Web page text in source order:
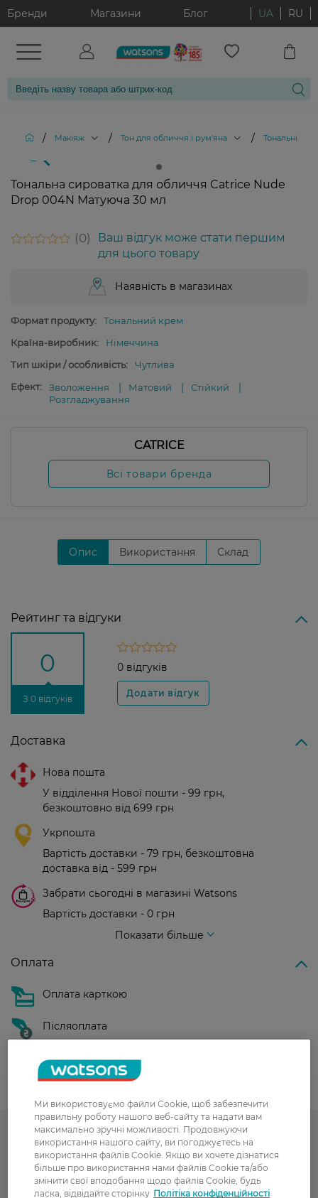
Бренди Магазини Блог UA RU
/ Макіяж / Тон для обличчя і рум'яна / Тональні
Тональна сироватка для обличчя Catrice Nude
Drop 004N Матуюча 30 мл
0
Ваш відгук може стати першим
для цього товару
Наявність в магазинах
Формат продукту:
Тональний крем
Країна-виробник:
Німеччина
Тип шкіри / особливість:
Чутлива
Ефект:
Зволоження Матовий
Стійкий
Розгладжування
CATRICE
Всі товари бренда
Опис Використання Склад
Рейтинг та відгуки
0
З 0 відгуків
0 відгуків
Доставка
Нова пошта
У відділення Нової пошти - 99 грн,
безкоштовно від 699 грн
Укрпошта
Вартість доставки - 79 грн, безкоштовна
доставка від - 599 грн
Забрати сьогодні в магазині Watsons
Вартість доставки - 0 грн
Показати більше
Оплата
Оплата карткою
Післяоплата
Гарячий сезон у WATSONS
Тон для обличчя і рум'яна
Тональні креми
Ми використовуємо файли Cookie, щоб забезпечити
правильну роботу нашого веб-сайту та надати вам
максимально зручні можливості. Продовжуючи
використання нашого сайту, ви погоджуєтесь на
використання файлів Cookie. Якщо ви хочете дізнатися
більше про використання нами файлів Cookie та/або
змінити свої вподобання щодо файлів Cookie, будь
ласка, відвідайте сторінку Політіка конфіденційності